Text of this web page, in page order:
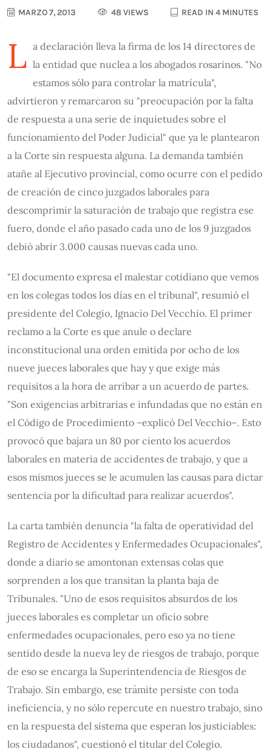
MARZO 7, 2013 48 VIEWS READ IN 4 MINUTES
L a declaración lleva la firma de los 14 directores de
la entidad que nuclea a los abogados rosarinos. "No
estamos sólo para controlar la matrícula",
advirtieron y remarcaron su "preocupación por la falta
de respuesta a una serie de inquietudes sobre el
funcionamiento del Poder Judicial" que ya le plantearon
a la Corte sin respuesta alguna. La demanda también
atañe al Ejecutivo provincial, como ocurre con el pedido
de creación de cinco juzgados laborales para
descomprimir la saturación de trabajo que registra ese
fuero, donde el año pasado cada uno de los 9 juzgados
debió abrir 3.000 causas nuevas cada uno.
"El documento expresa el malestar cotidiano que vemos
en los colegas todos los días en el tribunal", resumió el
presidente del Colegio, Ignacio Del Vecchio. El primer
reclamo a la Corte es que anule o declare
inconstitucional una orden emitida por ocho de los
nueve jueces laborales que hay y que exige más
requisitos a la hora de arribar a un acuerdo de partes.
"Son exigencias arbitrarias e infundadas que no están en
el Código de Procedimiento –explicó Del Vecchio–. Esto
provocó que bajara un 80 por ciento los acuerdos
laborales en materia de accidentes de trabajo, y que a
esos mismos jueces se le acumulen las causas para dictar
sentencia por la dificultad para realizar acuerdos".
La carta también denuncia "la falta de operatividad del
Registro de Accidentes y Enfermedades Ocupacionales",
donde a diario se amontonan extensas colas que
sorprenden a los que transitan la planta baja de
Tribunales. "Uno de esos requisitos absurdos de los
jueces laborales es completar un oficio sobre
enfermedades ocupacionales, pero eso ya no tiene
sentido desde la nueva ley de riesgos de trabajo, porque
de eso se encarga la Superintendencia de Riesgos de
Trabajo. Sin embargo, ese trámite persiste con toda
ineficiencia, y no sólo repercute en nuestro trabajo, sino
en la respuesta del sistema que esperan los justiciables:
los ciudadanos", cuestionó el titular del Colegio.